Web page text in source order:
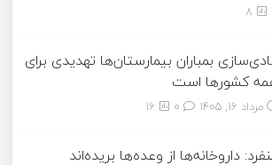
8
بمباران بیمارستان‌ها تهدیدی برای
کشورها است
مرداد ۱۶, ۱۴۰۵ 16
داروخانه‌ها از وعده‌ها بریده‌اند